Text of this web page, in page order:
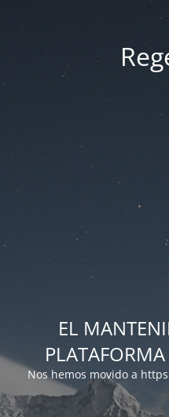
EL
Nos hemos movido a